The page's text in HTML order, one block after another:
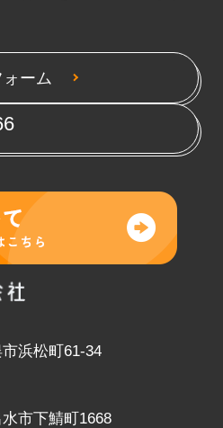
ーム
浜松町61-34
市下鯖町1668